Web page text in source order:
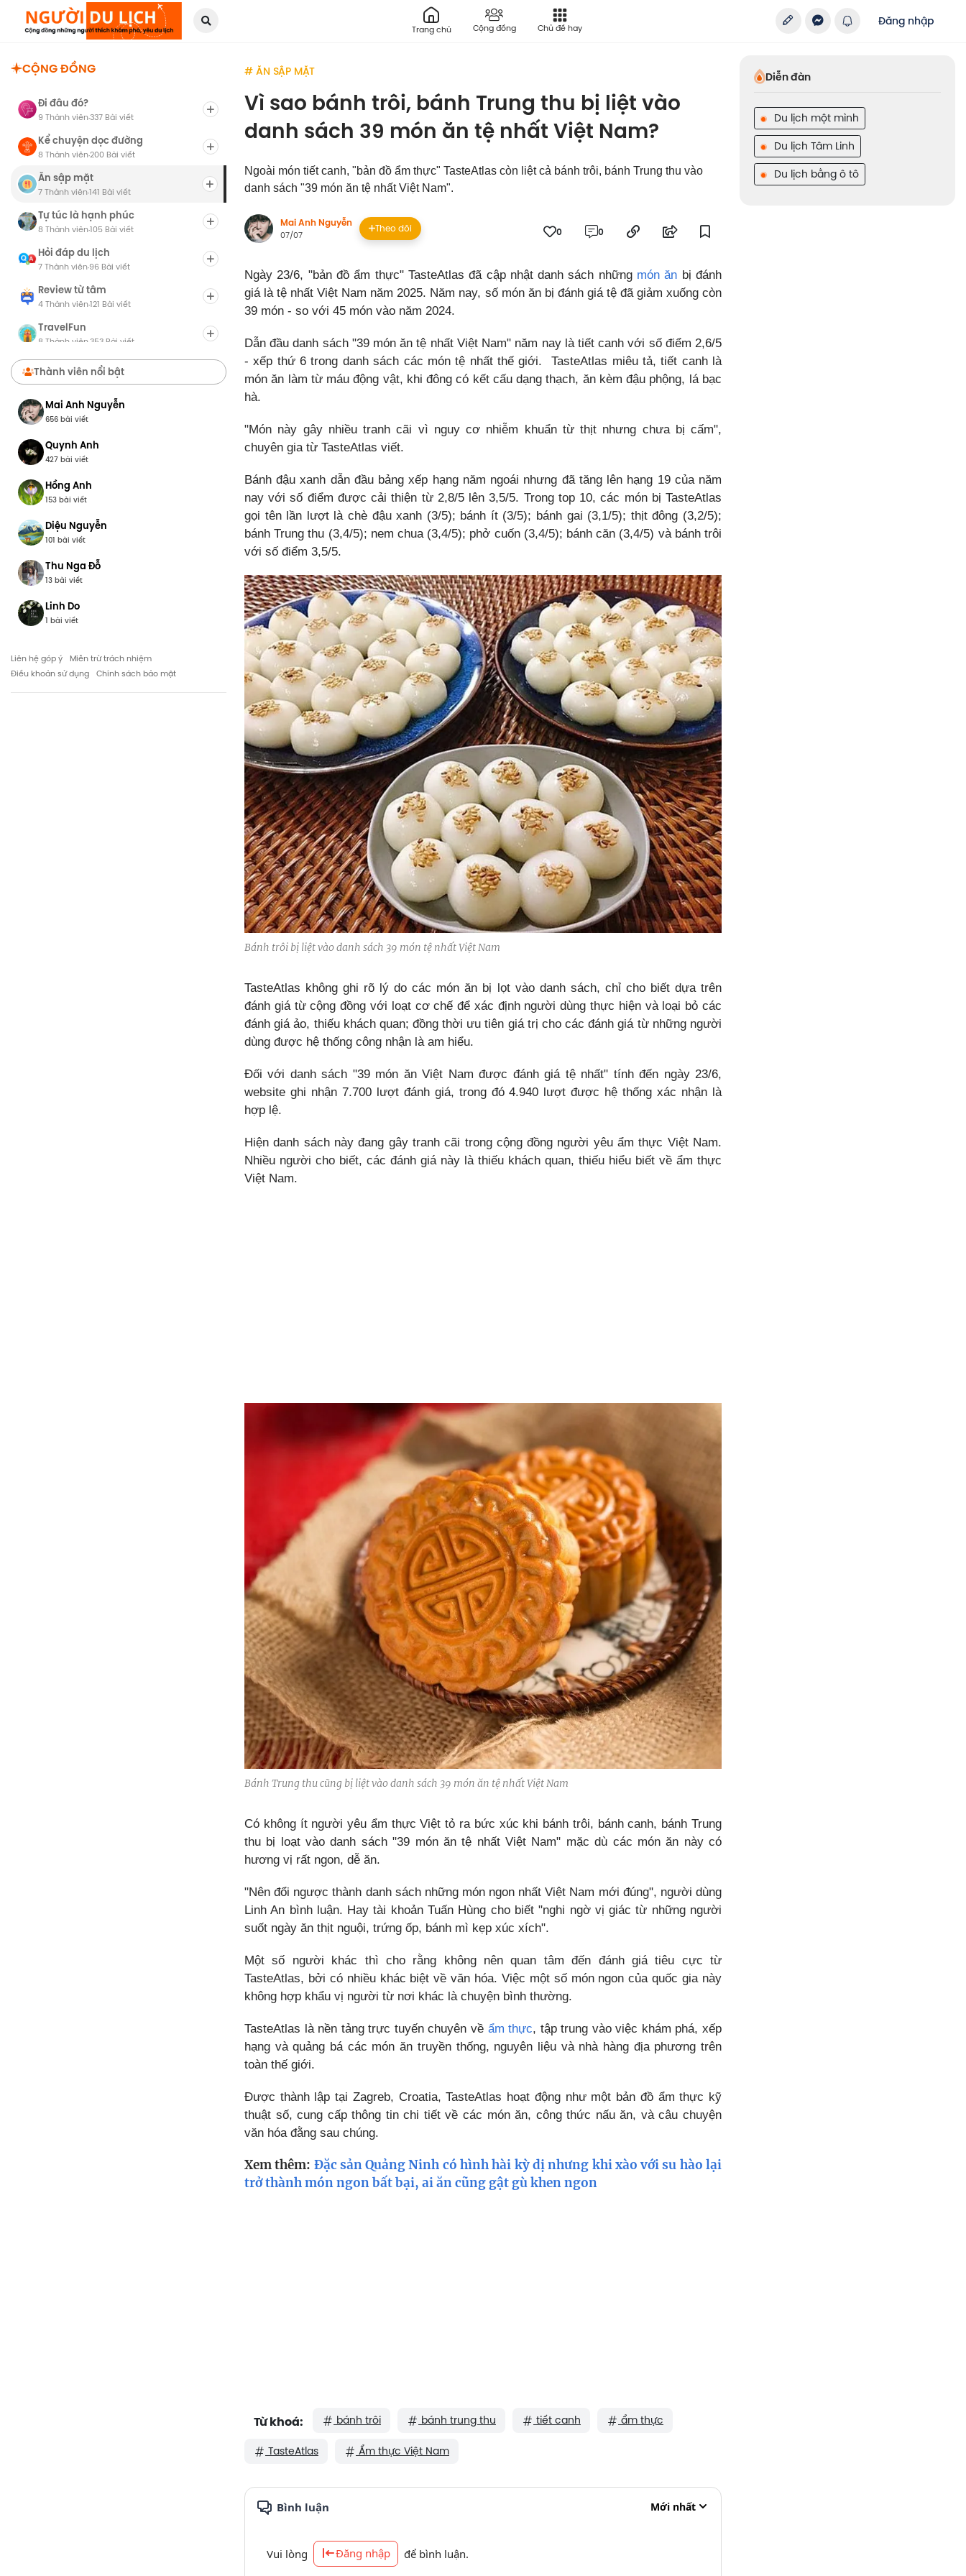
Trang chủ Cộng đồng Chủ đề hay
Đăng nhập
CỘNG ĐỒNG
Đi đâu đó?
9 Thành viên·337 Bài viết
Kể chuyện dọc đường
8 Thành viên·200 Bài viết
Ăn sập mặt
7 Thành viên·141 Bài viết
Tự túc là hạnh phúc
8 Thành viên·105 Bài viết
Hỏi đáp du lịch
7 Thành viên·96 Bài viết
Review từ tâm
4 Thành viên·121 Bài viết
TravelFun
8 Thành viên353 Bài viết
Chợ Du Lịch
8 Thành viên 0 Bài viết
Thành viên nổi bật
Mai Anh Nguyễn
656 bài viết
Quynh Anh
427 bài viết
Hồng Anh
153 bài viết
Diệu Nguyễn
101 bài viết
Thu Nga Đỗ
13 bài viết
Linh Do
1 bài viết
Liên hệ góp ý
Miễn trừ trách nhiệm
Điều khoản sử dụng
Chính sách bảo mật
# ĂN SẬP MẶT
Vì sao bánh trôi, bánh Trung thu bị liệt vào
danh sách 39 món ăn tệ nhất Việt Nam?
Ngoài món tiết canh, "bản đồ ẩm thực" TasteAtlas còn liệt cả bánh trôi, bánh Trung thu vào
danh sách "39 món ăn tệ nhất Việt Nam".
Mai Anh Nguyễn
07/07
Theo dõi 0 0
Ngày 23/6, "bản đồ ẩm thực" TasteAtlas đã cập nhật danh sách những món ăn bị đánh
giá là tệ nhất Việt Nam năm 2025. Năm nay, số món ăn bị đánh giá tệ đã giảm xuống còn
39 món - so với 45 món vào năm 2024.
Dẫn đầu danh sách "39 món ăn tệ nhất Việt Nam" năm nay là tiết canh với số điểm 2,6/5
- xếp thứ 6 trong danh sách các món tệ nhất thế giới. TasteAtlas miêu tả, tiết canh là
món ăn làm từ máu động vật, khi đông có kết cấu dạng thạch, ăn kèm đậu phộng, lá bạc
hà.
"Món này gây nhiều tranh cãi vì nguy cơ nhiễm khuẩn từ thịt nhưng chưa bị cấm",
chuyên gia từ TasteAtlas viết.
Bánh đậu xanh dẫn đầu bảng xếp hạng năm ngoái nhưng đã tăng lên hạng 19 của năm
nay với số điểm được cải thiện từ 2,8/5 lên 3,5/5. Trong top 10, các món bị TasteAtlas
gọi tên lần lượt là chè đậu xanh (3/5); bánh ít (3/5); bánh gai (3,1/5); thịt đông (3,2/5);
bánh Trung thu (3,4/5); nem chua (3,4/5); phở cuốn (3,4/5); bánh căn (3,4/5) và bánh trôi
với số điểm 3,5/5.
Bánh trôi bị liệt vào danh sách 39 món tệ nhất Việt Nam
TasteAtlas không ghi rõ lý do các món ăn bị lọt vào danh sách, chỉ cho biết dựa trên
đánh giá từ cộng đồng với loạt cơ chế để xác định người dùng thực hiện và loại bỏ các
đánh giá ảo, thiếu khách quan; đồng thời ưu tiên giá trị cho các đánh giá từ những người
dùng được hệ thống công nhận là am hiểu.
Đối với danh sách "39 món ăn Việt Nam được đánh giá tệ nhất" tính đến ngày 23/6,
website ghi nhận 7.700 lượt đánh giá, trong đó 4.940 lượt được hệ thống xác nhận là
hợp lệ.
Hiện danh sách này đang gây tranh cãi trong cộng đồng người yêu ẩm thực Việt Nam.
Nhiều người cho biết, các đánh giá này là thiếu khách quan, thiếu hiểu biết về ẩm thực
Việt Nam.
Bánh Trung thu cũng bị liệt vào danh sách 39 món ăn tệ nhất Việt Nam
Có không ít người yêu ẩm thực Việt tỏ ra bức xúc khi bánh trôi, bánh canh, bánh Trung
thu bị loạt vào danh sách "39 món ăn tệ nhất Việt Nam" mặc dù các món ăn này có
hương vị rất ngon, dễ ăn.
"Nên đổi ngược thành danh sách những món ngon nhất Việt Nam mới đúng", người dùng
Linh An bình luận. Hay tài khoản Tuấn Hùng cho biết "nghi ngờ vị giác từ những người
suốt ngày ăn thịt nguội, trứng ốp, bánh mì kẹp xúc xích".
Một số người khác thì cho rằng không nên quan tâm đến đánh giá tiêu cực từ
TasteAtlas, bởi có nhiều khác biệt về văn hóa. Việc một số món ngon của quốc gia này
không hợp khẩu vị người từ nơi khác là chuyện bình thường.
TasteAtlas là nền tảng trực tuyến chuyên về ẩm thực, tập trung vào việc khám phá, xếp
hạng và quảng bá các món ăn truyền thống, nguyên liệu và nhà hàng địa phương trên
toàn thế giới.
Được thành lập tại Zagreb, Croatia, TasteAtlas hoạt động như một bản đồ ẩm thực kỹ
thuật số, cung cấp thông tin chi tiết về các món ăn, công thức nấu ăn, và câu chuyện
văn hóa đằng sau chúng.
Xem thêm: Đặc sản Quảng Ninh có hình hài kỳ dị nhưng khi xào với su hào lại
trở thành món ngon bất bại, ai ăn cũng gật gù khen ngon
Từ khoá: bánh trôi bánh trung thu tiết canh ẩm thực
TasteAtlas Ẩm thực Việt Nam
Bình luận Mới nhất
Vui lòng Đăng nhập để bình luận.
Diễn đàn
Du lịch một mình
Du lịch Tâm Linh
Du lịch bằng ô tô